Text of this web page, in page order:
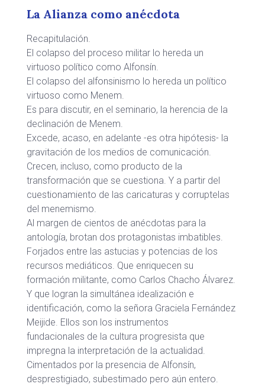
La Alianza como anécdota
Recapitulación.
El colapso del proceso militar lo hereda un
virtuoso político como Alfonsín.
El colapso del alfonsinismo lo hereda un político
virtuoso como Menem.
Es para discutir, en el seminario, la herencia de la
declinación de Menem.
Excede, acaso, en adelante -es otra hipótesis- la
gravitación de los medios de comunicación.
Crecen, incluso, como producto de la
transformación que se cuestiona. Y a partir del
cuestionamiento de las caricaturas y corruptelas
del menemismo.
Al margen de cientos de anécdotas para la
antología, brotan dos protagonistas imbatibles.
Forjados entre las astucias y potencias de los
recursos mediáticos. Que enriquecen su
formación militante, como Carlos Chacho Álvarez.
Y que logran la simultánea idealización e
identificación, como la señora Graciela Fernández
Meijide. Ellos son los instrumentos
fundacionales de la cultura progresista que
impregna la interpretación de la actualidad.
Cimentados por la presencia de Alfonsín,
desprestigiado, subestimado pero aún entero.